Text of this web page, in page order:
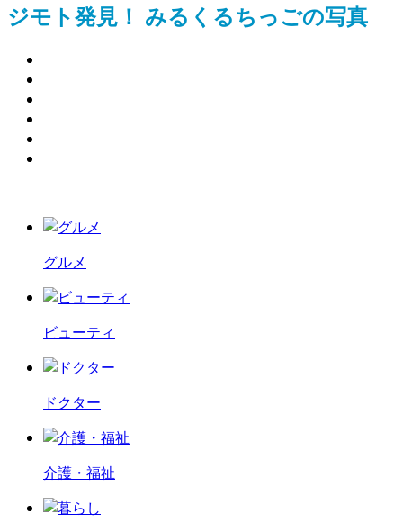
ジモト発見！ みるくるちっごの写真
グルメ
ビューティ
ドクター
介護・福祉